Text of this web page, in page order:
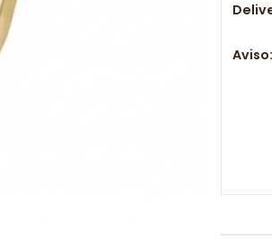
Aviso: